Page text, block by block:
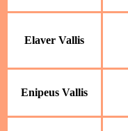
Elaver Vallis
Enipeus Vallis